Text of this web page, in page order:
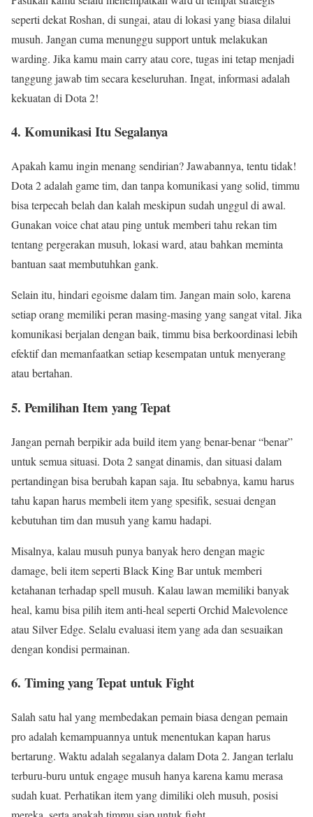
seperti dekat Roshan, di sungai, atau di lokasi yang biasa dilalui
musuh. Jangan cuma menunggu support untuk melakukan
warding. Jika kamu main carry atau core, tugas ini tetap menjadi
tanggung jawab tim secara keseluruhan. Ingat, informasi adalah
kekuatan di Dota 2!
4. Komunikasi Itu Segalanya
Apakah kamu ingin menang sendirian? Jawabannya, tentu tidak!
Dota 2 adalah game tim, dan tanpa komunikasi yang solid, timmu
bisa terpecah belah dan kalah meskipun sudah unggul di awal.
Gunakan voice chat atau ping untuk memberi tahu rekan tim
tentang pergerakan musuh, lokasi ward, atau bahkan meminta
bantuan saat membutuhkan gank.
Selain itu, hindari egoisme dalam tim. Jangan main solo, karena
setiap orang memiliki peran masing-masing yang sangat vital. Jika
komunikasi berjalan dengan baik, timmu bisa berkoordinasi lebih
efektif dan memanfaatkan setiap kesempatan untuk menyerang
atau bertahan.
5. Pemilihan Item yang Tepat
Jangan pernah berpikir ada build item yang benar-benar “benar”
untuk semua situasi. Dota 2 sangat dinamis, dan situasi dalam
pertandingan bisa berubah kapan saja. Itu sebabnya, kamu harus
tahu kapan harus membeli item yang spesifik, sesuai dengan
kebutuhan tim dan musuh yang kamu hadapi.
Misalnya, kalau musuh punya banyak hero dengan magic
damage, beli item seperti Black King Bar untuk memberi
ketahanan terhadap spell musuh. Kalau lawan memiliki banyak
heal, kamu bisa pilih item anti-heal seperti Orchid Malevolence
atau Silver Edge. Selalu evaluasi item yang ada dan sesuaikan
dengan kondisi permainan.
6. Timing yang Tepat untuk Fight
Salah satu hal yang membedakan pemain biasa dengan pemain
pro adalah kemampuannya untuk menentukan kapan harus
bertarung. Waktu adalah segalanya dalam Dota 2. Jangan terlalu
terburu-buru untuk engage musuh hanya karena kamu merasa
sudah kuat. Perhatikan item yang dimiliki oleh musuh, posisi